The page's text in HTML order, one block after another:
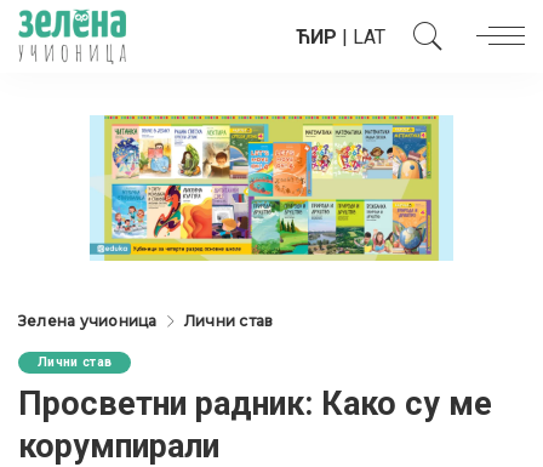
ЋИР | LAT
Зелена учионица Лични став
Лични став
Просветни радник: Како су ме
корумпирали